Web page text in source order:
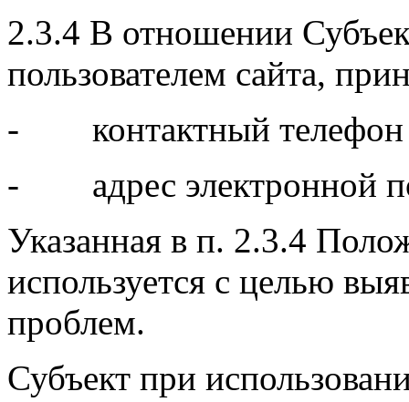
2.3.4 В отношении
пользователем сайта,
- контактный телефон
- адрес электронной
Указанная в п. 2.3.4
используется с целью
проблем.
Субъект при